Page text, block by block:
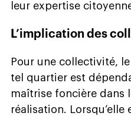
leur expertise
L’implication des
Pour une collectivité,
tel quartier est
maîtrise foncière dans
réalisation.